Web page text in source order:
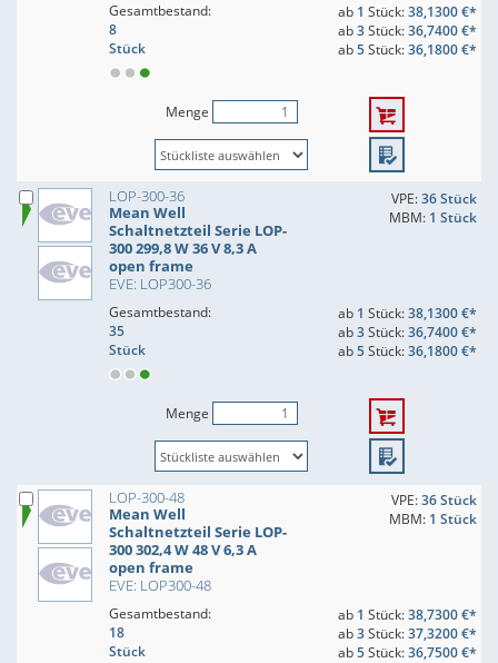
Gesamtbestand:
8
Stück
ab 1 Stück:38,1300 €*
ab3Stück:36,7400 €*
ab5Stück:36,1800 €*
Menge
LOP-300-36
Mean Well
Schaltnetzteil Serie LOP-
300 299,8 W 36 V 8,3 A
open frame
EVE: LOP300-36
VPE:36 Stück
MBM: 1 Stück
Gesamtbestand:
35
Stück
ab 1 Stück:38,1300 €*
ab3Stück:36,7400 €*
ab5Stück:36,1800 €*
Menge
LOP-300-48
Mean Well
Schaltnetzteil Serie LOP-
300 302,4 W 48 V 6,3 A
open frame
EVE: LOP300-48
VPE:36 Stück
MBM: 1 Stück
Gesamtbestand:
18
Stück
ab 1 Stück:38,7300 €*
ab3Stück:37,3200 €*
ab5Stück:36,7500 €*